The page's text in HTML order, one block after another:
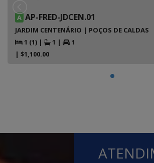
A AP-FRED-JDCEN.01
JARDIM CENTENÁRIO | POÇOS DE CALDAS
1 (1) | 1 |
1
| $1,100.00